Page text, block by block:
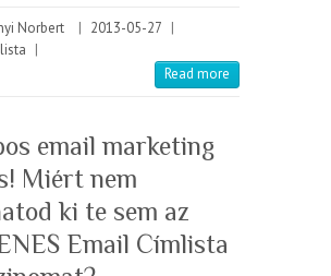
Norbert | 2013-05-27 |
|
Read more
email marketing
Miért nem
ki te sem az
Email Címlista